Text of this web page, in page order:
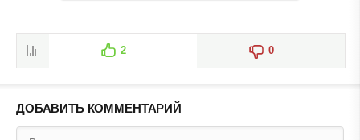
2 0
ДОБАВИТЬ КОММЕНТАРИЙ